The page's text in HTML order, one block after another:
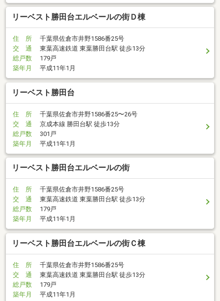
リーベスト勝田台エルベールの街Ｄ棟
住 所
千葉県佐倉市井野1586番25号
交 通
東葉高速鉄道 東葉勝田台駅 徒歩13分
総戸数
179戸
築年月
平成11年1月
リーベスト勝田台
住 所
千葉県佐倉市井野1586番25〜26号
交 通
京成本線 勝田台駅 徒歩13分
総戸数
301戸
築年月
平成11年1月
リーベスト勝田台エルベールの街
住 所
千葉県佐倉市井野1586番25号
交 通
東葉高速鉄道 東葉勝田台駅 徒歩13分
総戸数
179戸
築年月
平成11年1月
リーベスト勝田台エルベールの街Ｃ棟
住 所
千葉県佐倉市井野1586番25号
交 通
東葉高速鉄道 東葉勝田台駅 徒歩13分
総戸数
179戸
築年月
平成11年1月